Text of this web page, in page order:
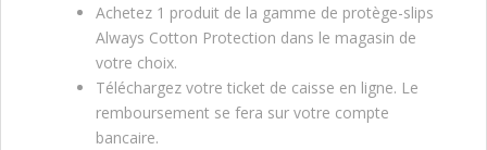
Achetez 1 produit de la gamme de protège-slips
Always Cotton Protection dans le magasin de
votre choix.
Téléchargez votre ticket de caisse en ligne. Le
remboursement se fera sur votre compte
bancaire.